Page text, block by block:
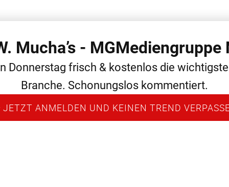
ALLGEMEIN MEDIEN NEWS
Mucha’s -
Donnerstag frisch & kostenlos die
Branche. Schonungslos kommentiert.
ANMELDEN UND KEINEN TREND